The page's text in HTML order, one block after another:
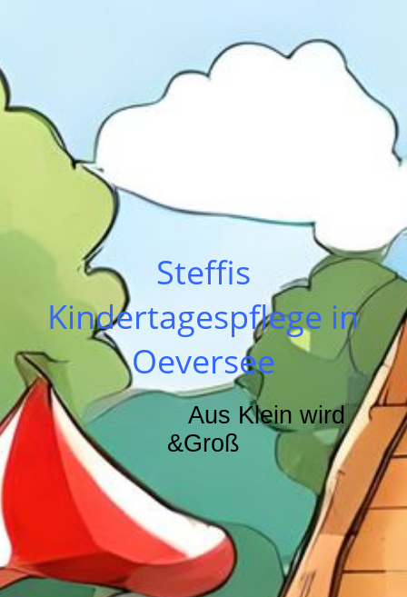
Steffis
Kindertagespflege in
Oeversee
Aus Klein wird
&Groß